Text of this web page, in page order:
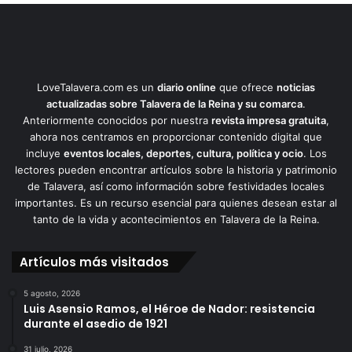
LoveTalavera.com es un diario online que ofrece noticias
actualizadas sobre Talavera de la Reina y su comarca.
Anteriormente conocidos por nuestra revista impresa gratuita,
ahora nos centramos en proporcionar contenido digital que
incluye eventos locales, deportes, cultura, política y ocio. Los
lectores pueden encontrar artículos sobre la historia y patrimonio
de Talavera, así como información sobre festividades locales
importantes. Es un recurso esencial para quienes desean estar al
tanto de la vida y acontecimientos en Talavera de la Reina.
Artículos más visitados
5 agosto, 2026
Luis Asensio Ramos, el Héroe de Nador: resistencia
durante el asedio de 1921
31 julio, 2026